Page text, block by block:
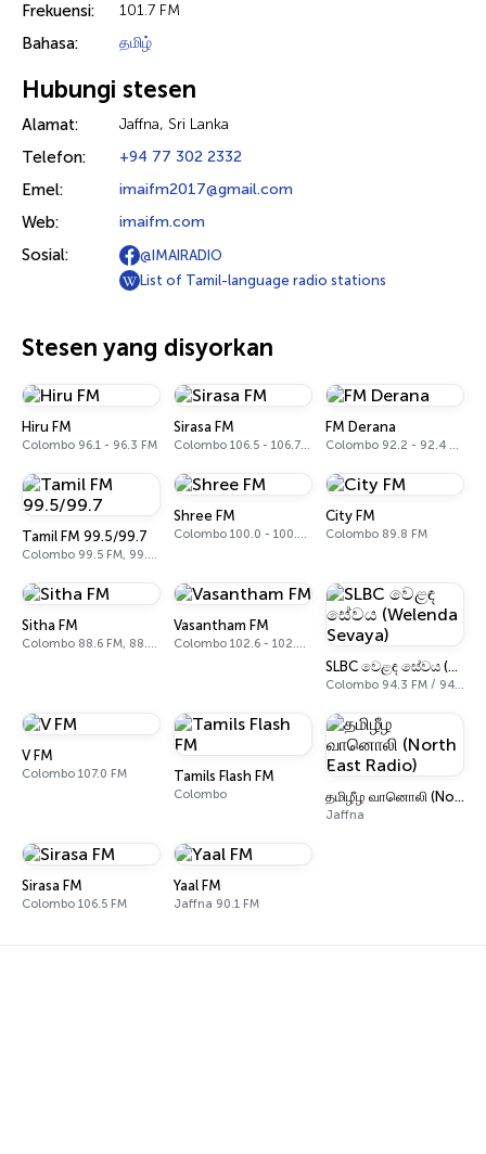
Frekuensi: 101.7 FM
Bahasa: தமிழ்
Hubungi stesen
Alamat: Jaffna, Sri Lanka
Telefon: +94 77 302 2332
Emel: imaifm2017@gmail.com
Web: imaifm.com
Sosial:
@IMAIRADIO
List of Tamil-language radio stations
Stesen yang disyorkan
Hiru FM
Colombo 96.1 - 96.3 FM
Sirasa FM
Colombo 106.5 - 106.7 FM
FM Derana
Colombo 92.2 - 92.4 FM
Tamil FM 99.5/99.7
Colombo 99.5 FM, 99.7 FM
Shree FM
Colombo 100.0 - 100.2 FM
City FM
Colombo 89.8 FM
Sitha FM
Colombo 88.6 FM, 88.8 FM
Vasantham FM
Colombo 102.6 - 102.8 FM
SLBC වෙළඳ සේවය (Welenda Sevaya)
Colombo 94.3 FM / 94.5 FM
V FM
Colombo 107.0 FM Tamils Flash FM
Colombo தமிழீழ வானொலி (North East Radio)
Jaffna
Sirasa FM
Colombo 106.5 FM
Yaal FM
Jaffna 90.1 FM